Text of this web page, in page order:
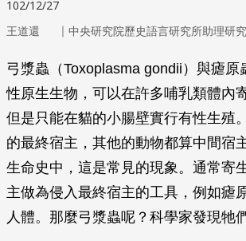
102/12/27
王道還 ｜ 中央研究院歷史語言研究所助理研
弓漿蟲（Toxoplasma gondii ）與瘧原
性原生生物，可以在許多哺乳類體內
但是只能在貓的小腸壁實行有性生殖
的最終宿主，其他的動物都算中間宿
生命史中，這是常見的現象。通常寄
主做為侵入最終宿主的工具，例如瘧
人體。那麼弓漿蟲呢？科學家發現牠